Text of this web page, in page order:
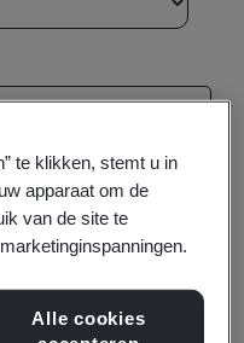
te klikken, stemt u in
apparaat om de
van de site te
Alle cookies